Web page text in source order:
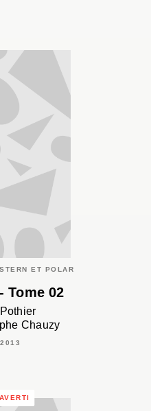
ET POLAR
Tome 02
Chauzy